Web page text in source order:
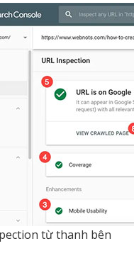
từ thanh bên